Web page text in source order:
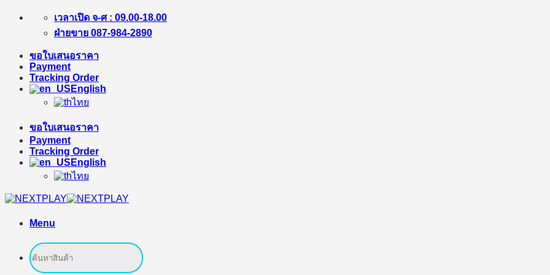
Skip
เวลาเปิด จ-ศ : 09.00-18.00
ฝ่ายขาย 087-984-2890
ขอใบเสนอราคา
Payment
Tracking Order
English
ไทย
ขอใบเสนอราคา
Payment
Tracking Order
English
ไทย
Menu
Search
for: